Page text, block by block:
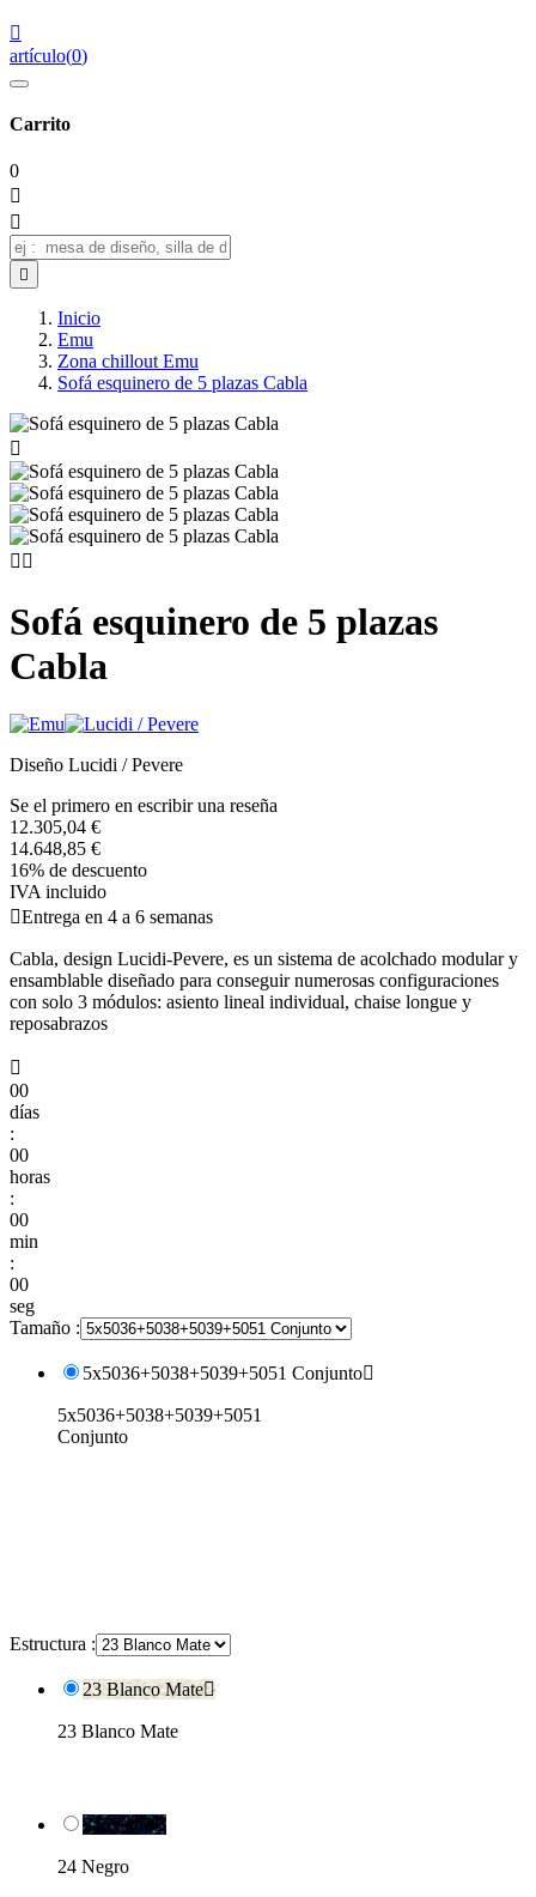

artículo(0)
Carrito
0



Inicio
Emu
Zona chillout Emu
Sofá esquinero de 5 plazas Cabla

 
Sofá esquinero de 5 plazas
Cabla
Diseño Lucidi / Pevere
Se el primero en escribir una reseña
12.305,04 €
14.648,85 €
16% de descuento
IVA incluido
Entrega en 4 a 6 semanas
Cabla, design Lucidi-Pevere, es un sistema de acolchado modular y
ensamblable diseñado para conseguir numerosas configuraciones
con solo 3 módulos: asiento lineal individual, chaise longue y
reposabrazos

00
días
:
00
horas
:
00
min
:
00
seg
Tamaño :
5x5036+5038+5039+5051 Conjunto
5x5036+5038+5039+5051
Conjunto
Estructura :
23 Blanco Mate
23 Blanco Mate
24 Negro
24 Negro